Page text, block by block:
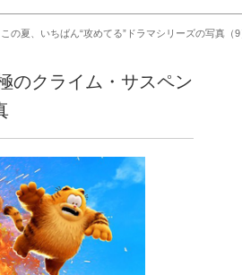
夏、いちばん“攻めてる”ドラマシリーズの写真（9
のクライム・サスペン